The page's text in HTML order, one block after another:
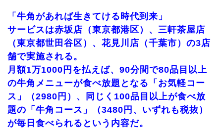
「牛角があれば生きてける時代到来」
サービスは赤坂店（東京都港区）、三軒茶屋店
（東京都世田谷区）、花見川店（千葉市）の3店
舗で実施される。
月額1万1000円を払えば、90分間で80品目以上
の牛角メニューが食べ放題となる「お気軽コー
ス」（2980円）、同じく100品目以上が食べ放
題の「牛角コース」（3480円、いずれも税抜）
が毎日食べられるという内容だ。